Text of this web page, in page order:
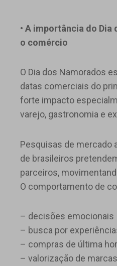
• A importância do Dia
o comércio
O Dia dos Namorados
datas comerciais do
forte impacto
varejo, gastronomia e
Pesquisas de mercado
de brasileiros
parceiros,
O comportamento de
– decisões emocionais
– busca por
– compras de última
– valorização de